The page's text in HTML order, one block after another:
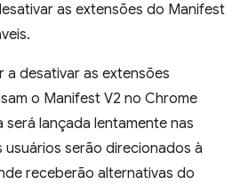
as extensões do Manifest
a desativar as extensões
o Manifest V2 no Chrome
será lançada lentamente nas
usuários serão direcionados à
receberão alternativas do